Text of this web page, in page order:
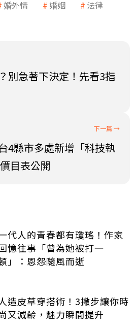
婚外情 婚姻
法律
別急著下決定！先看3指
4縣市多處新增「科技執
目表公開
代人的青春都有瓊瑤！作家
憶往事「曾為她被打一
」：恩怨隨風而逝
造皮草穿搭術！3撇步讓你時
又減齡，魅力瞬間提升